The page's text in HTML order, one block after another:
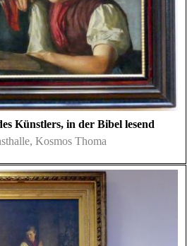
Künstlers, in der Bibel lesend
Kosmos Thoma